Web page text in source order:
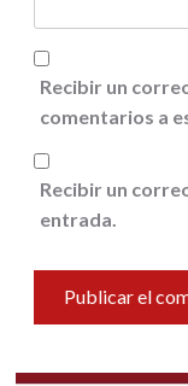
Recibir un
comentarios a
Recibir un
entrada.